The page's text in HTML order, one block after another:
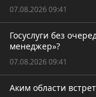
07.08.2026 09:41
Госуслуги без
менеджер»?
07.08.2026 09:41
Аким области